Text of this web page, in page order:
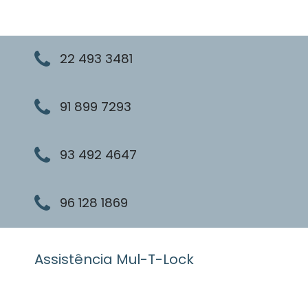
22 493 3481
91 899 7293
93 492 4647
96 128 1869
Assistência Mul-T-Lock